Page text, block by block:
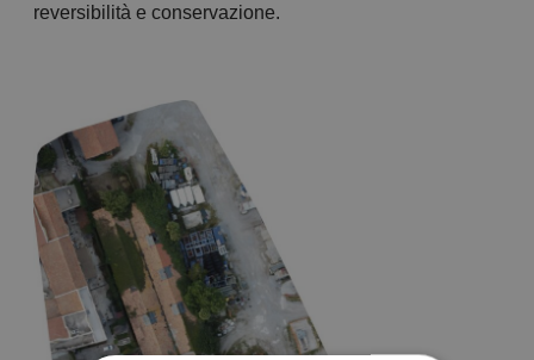
reversibilità e conservazione.